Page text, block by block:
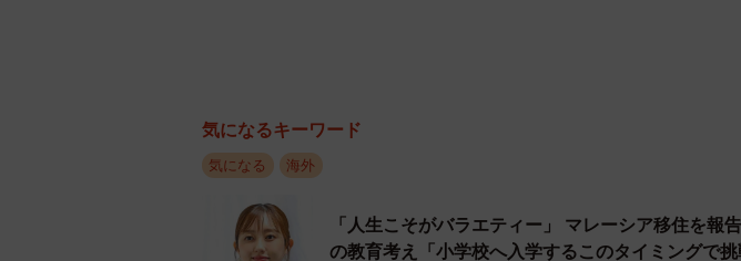
気になるキーワード
気になる 海外
「人生こそがバラエティー」 マレーシア移住を
の教育考え「小学校へ入学するこのタイミングで挑